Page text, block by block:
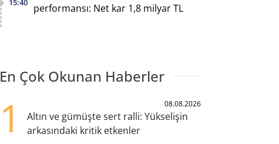
15:40
performansı: Net kar 1,8 milyar TL
En Çok Okunan Haberler
1 08.08.2026
Altın ve gümüşte sert ralli: Yükselişin
arkasındaki kritik etkenler